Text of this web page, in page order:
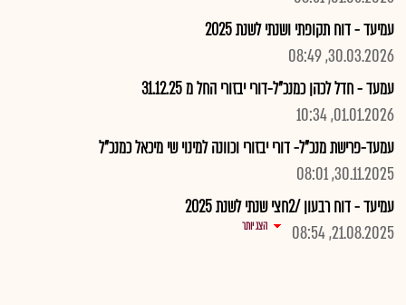
עמיעד - דוח תקופתי ושנתי לשנת 2025
30.03.2026, 08:49
עמעד - חדל לכהן כמנכ"ל-דורי יבזורי החל מ 31.12.25
01.01.2026, 10:34
עמעד-פרישת מנכ"ל- דורי יבזורי וכוונה למינוי שי מיכאל כמנכ"ל
30.11.2025, 08:01
עמיעד - דוח רבעון /2חצי שנתי לשנת 2025
21.08.2025, 08:54
הצג יותר